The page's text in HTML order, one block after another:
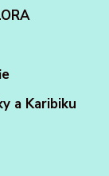
a Karibiku